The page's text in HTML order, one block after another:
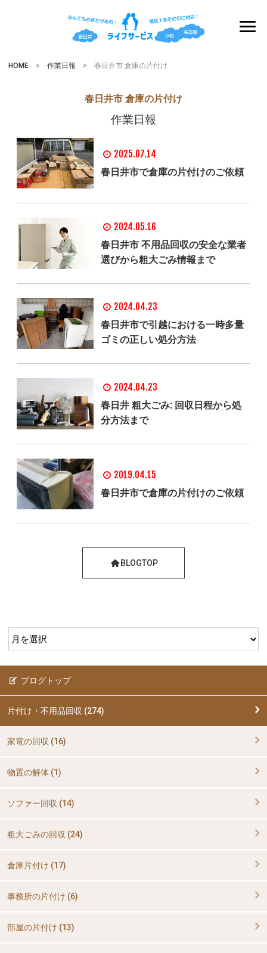
HOME > 作業日報 > 春日井市 倉庫の片付け
春日井市 倉庫の片付け
作業日報
2025.07.14
春日井市で倉庫の片付けのご依頼
2024.05.16
春日井市 不用品回収の安全な業者
選びから粗大ごみ情報まで
2024.04.23
春日井市で引越における一時多量
ゴミの正しい処分方法
2024.04.23
春日井 粗大ごみ: 回収日程から処
分方法まで
2019.04.15
春日井市で倉庫の片付けのご依頼
BLOGTOP
ブログトップ
片付け・不用品回収 (274)
家電の回収 (16)
物置の解体 (1)
ソファー回収 (14)
粗大ごみの回収 (24)
倉庫片付け (17)
事務所の片付け (6)
部屋の片付け (13)